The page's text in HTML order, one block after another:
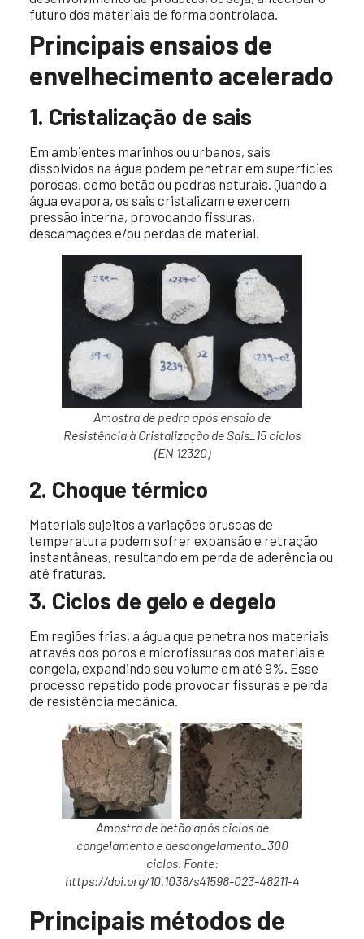
futuro dos materiais de forma controlada.
Principais ensaios de
envelhecimento acelerado
1. Cristalização de sais
Em ambientes marinhos ou urbanos, sais
dissolvidos na água podem penetrar em superfícies
porosas, como betão ou pedras naturais. Quando a
água evapora, os sais cristalizam e exercem
pressão interna, provocando fissuras,
descamações e/ou perdas de material.
Amostra de pedra após ensaio de
Resistência à Cristalização de Sais_15 ciclos
(EN 12320)
2. Choque térmico
Materiais sujeitos a variações bruscas de
temperatura podem sofrer expansão e retração
instantâneas, resultando em perda de aderência ou
até fraturas.
3. Ciclos de gelo e degelo
Em regiões frias, a água que penetra nos materiais
através dos poros e microfissuras dos materiais e
congela, expandindo seu volume em até 9%. Esse
processo repetido pode provocar fissuras e perda
de resistência mecânica.
Amostra de betão após ciclos de
congelamento e descongelamento_300
ciclos. Fonte:
https://doi.org/10.1038/s41598-023-48211-4
Principais métodos de